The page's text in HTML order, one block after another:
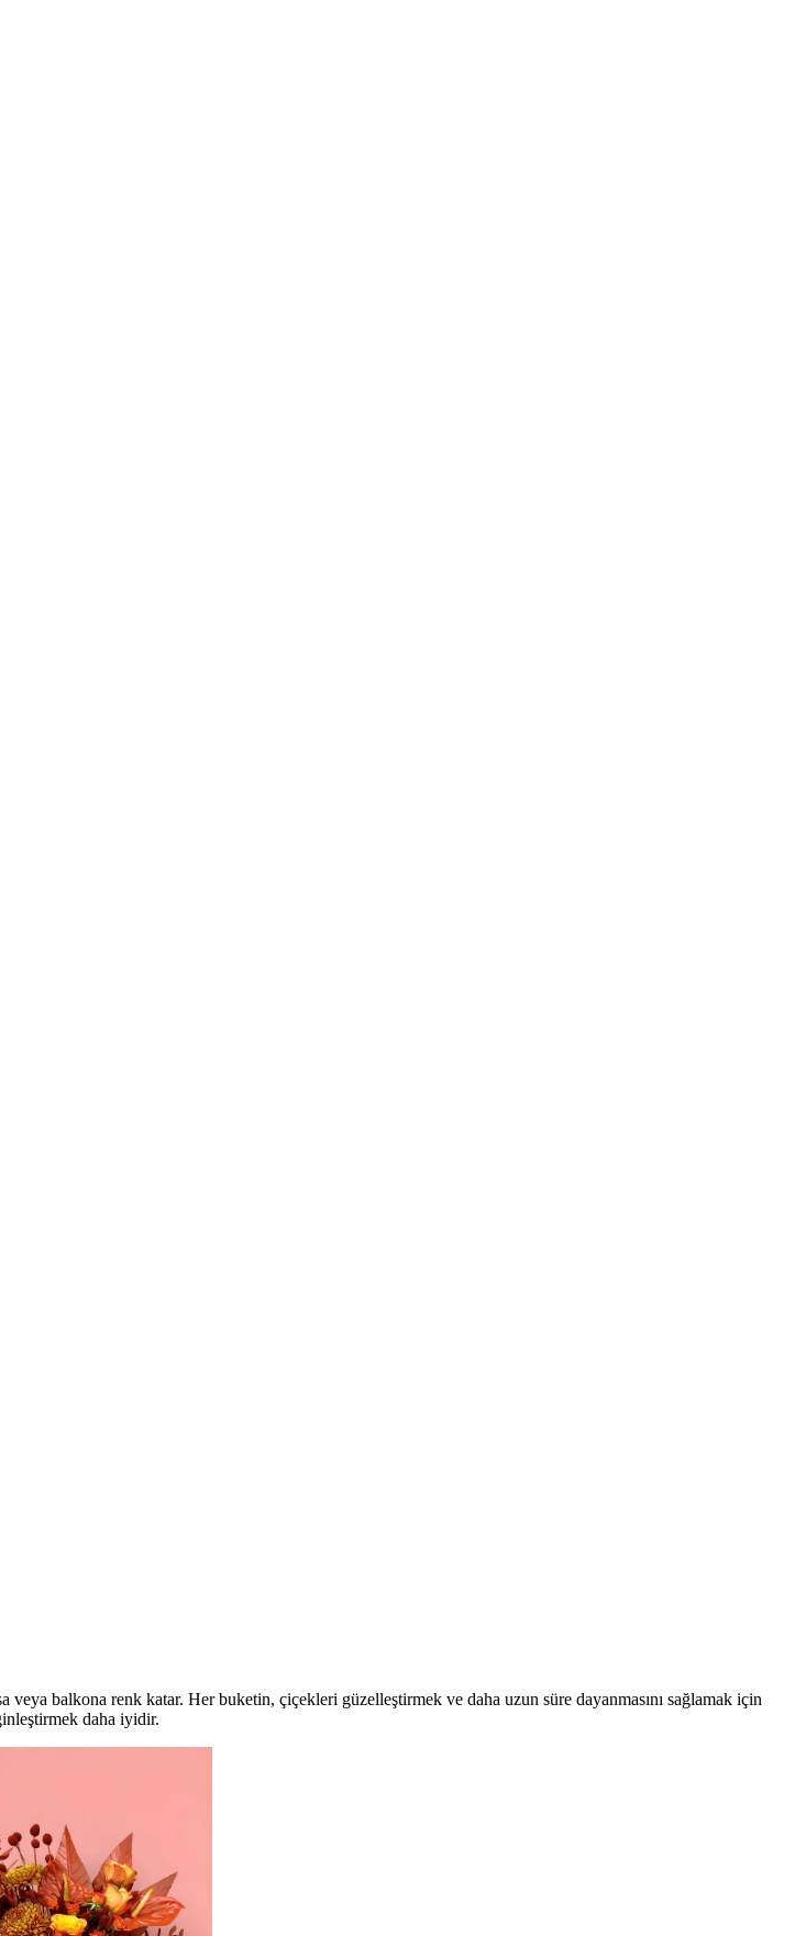
balkona renk katar. Her buketin, çiçekleri güzelleştirmek ve daha uzun süre dayanmasını sağlamak için
daha iyidir.